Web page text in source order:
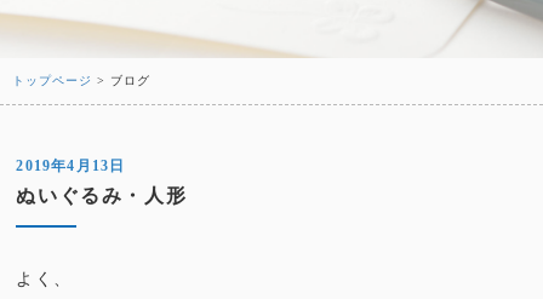
トップページ > ブログ
2019年4月13日
ぬいぐるみ・人形
よく、